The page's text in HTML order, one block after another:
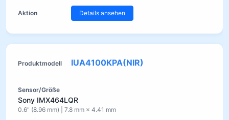
Details ansehen
IUA4100KPA(NIR)
Sony IMX464LQR
0.6" (8.96 mm) | 7.8 mm × 4.41 mm